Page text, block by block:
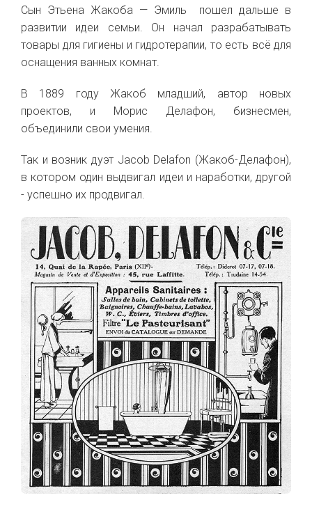
Сын Этьена Жакоба — Эмиль пошел дальше в
развитии идеи семьи. Он начал разрабатывать
товары для гигиены и гидротерапии, то есть всё для
оснащения ванных комнат.
В 1889 году Жакоб младший, автор новых
проектов, и Морис Делафон, бизнесмен,
объединили свои умения.
Так и возник дуэт Jacob Delafon (Жакоб-Делафон),
в котором один выдвигал идеи и наработки, другой
- успешно их продвигал.